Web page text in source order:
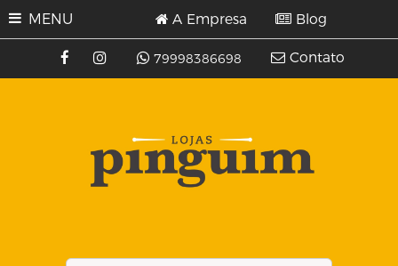
MENU
79998386698
A Empresa Blog
Contato